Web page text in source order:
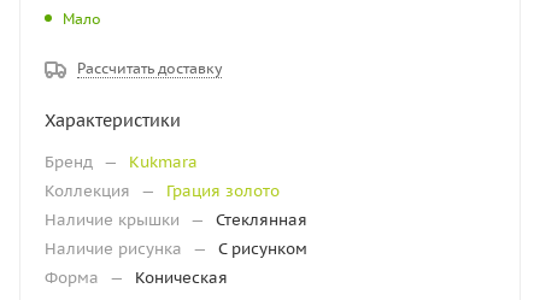
Мало
Рассчитать доставку
Характеристики
Бренд —
Kukmara
Коллекция
—
Грация золото
Наличие крышки
—
Стеклянная
Наличие рисунка
—
С рисунком
Форма
—
Коническая